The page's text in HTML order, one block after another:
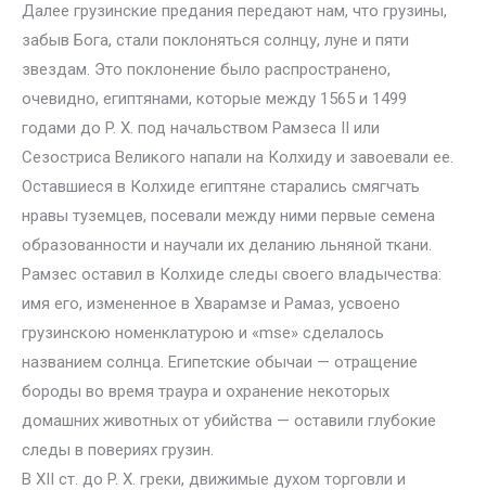
Далее грузинские предания передают нам, что грузины,
забыв Бога, стали поклоняться солнцу, луне и пяти
звездам. Это поклонение было распространено,
очевидно, египтянами, которые между 1565 и 1499
годами до P. X. под начальством Рамзеса II или
Сезостриса Великого напали на Колхиду и завоевали ее.
Оставшиеся в Колхиде египтяне старались смягчать
нравы туземцев, посевали между ними первые семена
образованности и научали их деланию льняной ткани.
Рамзес оставил в Колхиде следы своего владычества:
имя его, измененное в Хварамзе и Рамаз, усвоено
грузинскою номенклатурою и «mse» сделалось
названием солнца. Египетские обычаи — отращение
бороды во время траура и охранение некоторых
домашних животных от убийства — оставили глубокие
следы в повериях грузин.
В XII ст. до P. X. греки, движимые духом торговли и